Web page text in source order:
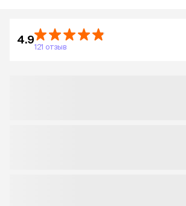
4.9
121 отзыв